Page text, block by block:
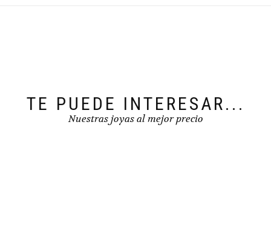
TE PUEDE INTERESAR...
Nuestras joyas al mejor precio